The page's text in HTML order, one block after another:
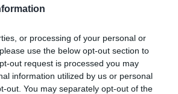
or processing of your personal or
use the below opt-out section to
out request is processed you may
information utilized by us or personal
out. You may separately opt-out of the